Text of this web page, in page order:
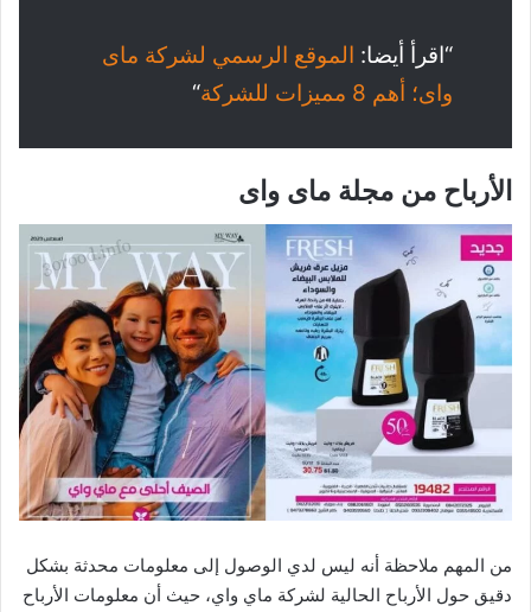
“اقرأ أيضا: الموقع الرسمي لشركة ماى
واى؛ أهم 8 مميزات للشركة
“
الأرباح من مجلة ماى واى
من المهم ملاحظة أنه ليس لدي الوصول إلى معلومات محدثة بشكل
دقيق حول الأرباح الحالية لشركة ماي واي، حيث أن معلومات الأرباح